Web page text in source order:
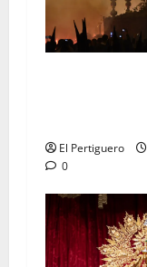
El Pertiguero
0